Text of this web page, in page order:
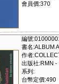
會員價:370
編號
書名:ALBUM
作者
出版社:RMN -
系列:
台幣定價:490